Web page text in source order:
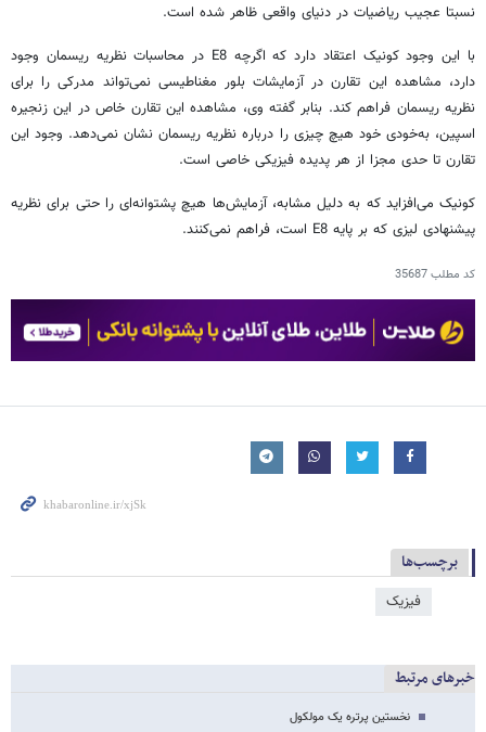
نسبتا عجیب ریاضیات در دنیای واقعی ظاهر شده است.
با این وجود کونیک اعتقاد دارد که اگرچه E8 در محاسبات نظریه ریسمان وجود
دارد، مشاهده این تقارن در آزمایشات بلور مغناطیسی نمی‌تواند مدرکی را برای
نظریه ریسمان فراهم کند. بنابر گفته وی، مشاهده این تقارن خاص در این زنجیره
اسپین، به‌خودی خود هیچ چیزی را درباره نظریه ریسمان نشان نمی‌دهد. وجود این
تقارن تا حدی مجزا از هر پدیده فیزیکی خاصی است.
کونیک می‌افزاید که به دلیل مشابه، آزمایش‌ها هیچ پشتوانه‌ای را حتی برای نظریه
پیشنهادی لیزی که بر پایه E8 است، فراهم نمی‌کنند.
کد مطلب35687
برچسب‌ها
فیزیک
خبرهای مرتبط
نخستین پرتره یک مولکول